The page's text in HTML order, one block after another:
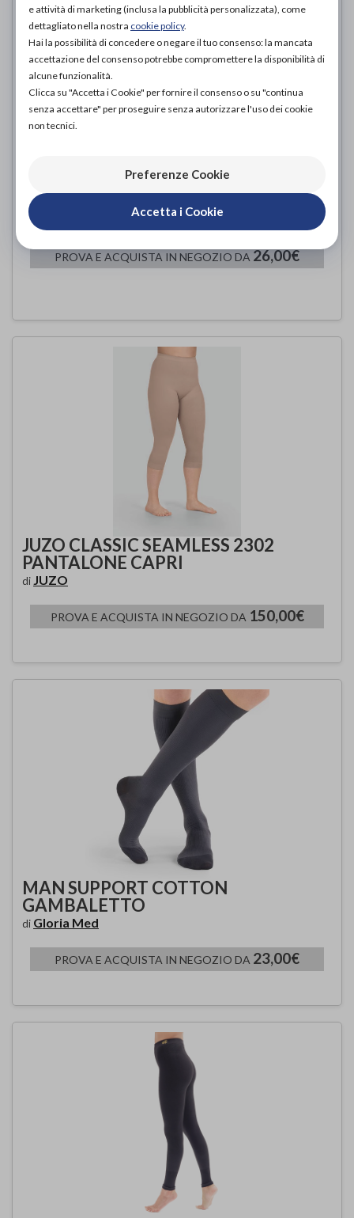
JOY FASHION UOMO LINEA 18
di
PROVA E ACQUISTA IN NEGOZIO DA 26,00€
JUZO CLASSIC SEAMLESS 2302
PANTALONE CAPRI
di JUZO
PROVA E ACQUISTA IN NEGOZIO DA 150,00€
MAN SUPPORT COTTON
GAMBALETTO
di Gloria Med
PROVA E ACQUISTA IN NEGOZIO DA 23,00€
e attività di marketing (inclusa la pubblicità personalizzata), come
dettagliato nella nostra cookie policy.
Hai la possibilità di concedere o negare il tuo consenso: la mancata
accettazione del consenso potrebbe compromettere la disponibilità di
alcune funzionalità.
Clicca su "Accetta i Cookie" per fornire il consenso o su "continua
senza accettare" per proseguire senza autorizzare l'uso dei cookie
non tecnici.
Preferenze Cookie
Accetta i Cookie